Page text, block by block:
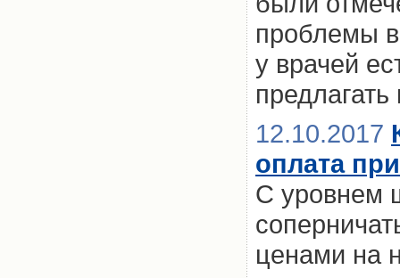
проблемы
у врачей
12.10.2017
оплата
С уровнем
ценами на